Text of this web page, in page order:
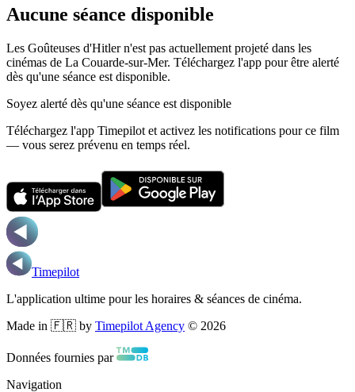
Aucune séance disponible
Les Goûteuses d'Hitler n'est pas actuellement projeté dans les
cinémas de La Couarde-sur-Mer. Téléchargez l'app pour être alerté
dès qu'une séance est disponible.
Soyez alerté dès qu'une séance est disponible
Téléchargez l'app Timepilot et activez les notifications pour ce film
— vous serez prévenu en temps réel.
Timepilot
L'application ultime pour les horaires & séances de cinéma.
Made in 🇫🇷 by Timepilot Agency © 2026
Données fournies par
Navigation